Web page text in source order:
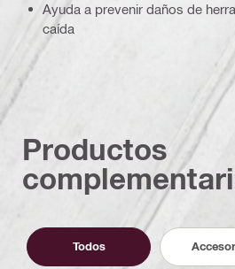
Ayuda a prevenir daños de
caída
Productos
Todos